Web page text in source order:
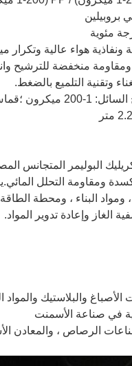
هواء عالية
ومقاومة منخفضة للترشيح
ومقاومة التحلل
البناء ، ومحطة الطاقة
الغاز وإعادة تدوير المواد.
والبلاستيك والمواد
في صناعة الأسمنت
الرصاص ، والمعادن